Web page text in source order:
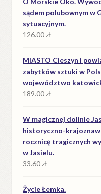
sądem polubownym w
sytuacyjnym.
126.00zł
MIASTO Cieszyn i
zabytków sztuki w
województwo
189.00zł
W magicznej dolinie
historyczno-
rocznicę tragicznych
w Jasielu.
33.60zł
Życie Łemka.